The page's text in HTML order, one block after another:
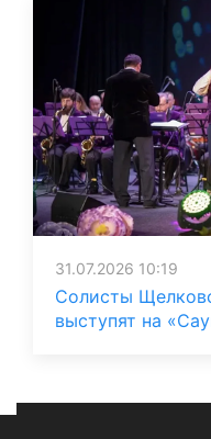
31.07.2026 10:19
Солисты
выступят на